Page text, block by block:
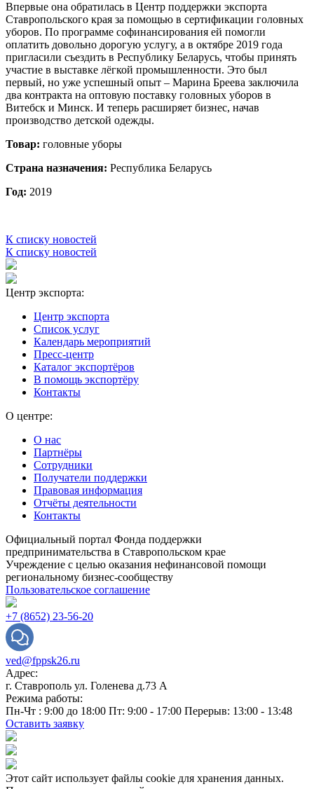
Впервые она обратилась в Центр поддержки экспорта
Ставропольского края за помощью в сертификации головных
уборов. По программе софинансирования ей помогли
оплатить довольно дорогую услугу, а в октябре 2019 года
пригласили съездить в Республику Беларусь, чтобы принять
участие в выставке лёгкой промышленности. Это был
первый, но уже успешный опыт – Марина Бреева заключила
два контракта на оптовую поставку головных уборов в
Витебск и Минск. И теперь расширяет бизнес, начав
производство детской одежды.
Товар: головные уборы
Страна назначения: Республика Беларусь
Год: 2019
К списку новостей
К списку новостей
Центр экспорта:
Центр экспорта
Список услуг
Календарь мероприятий
Пресс-центр
Каталог экспортёров
В помощь экспортёру
Контакты
О центре:
О нас
Партнёры
Сотрудники
Получатели поддержки
Правовая информация
Отчёты деятельности
Контакты
Официальный портал Фонда поддержки
предпринимательства в Ставропольском крае
Учреждение с целью оказания нефинансовой помощи
региональному бизнес-сообществу
Пользовательское соглашение
+7 (8652) 23-56-20
ved@fppsk26.ru
Адрес:
г. Ставрополь ул. Голенева д.73 A
Режима работы:
Пн-Чт : 9:00 до 18:00 Пт: 9:00 - 17:00 Перерыв: 13:00 - 13:48
Оставить заявку
Этот сайт использует файлы cookie для хранения данных.